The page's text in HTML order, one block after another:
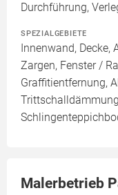
Durchführung,
SPEZIALGEBIETE
Innenwand, Decke,
Zargen, Fenster /
Graffitientfernung,
Malerbetrieb